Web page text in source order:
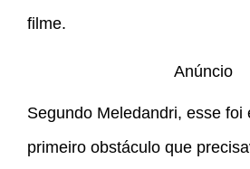
filme.
Anúncio
Segundo Meledandri, esse foi
primeiro obstáculo que